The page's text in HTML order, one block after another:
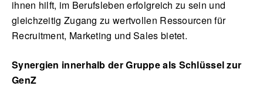
ihnen hilft, im Berufsleben erfolgreich zu sein und
gleichzeitig Zugang zu wertvollen Ressourcen für
Recruitment, Marketing und Sales bietet.
Synergien innerhalb der Gruppe als Schlüssel zur
GenZ